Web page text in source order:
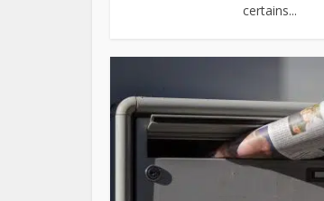
certains...